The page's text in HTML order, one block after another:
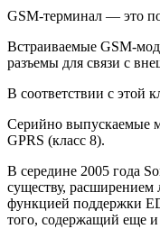
GSM-терминал — это
Встраиваемые GSM-
разъемы для связи с
В соответствии с этой
Серийно выпускаемые
GPRS (класс 8).
В середине 2005 года
существу,
функцией поддержки
того, содержащий еще